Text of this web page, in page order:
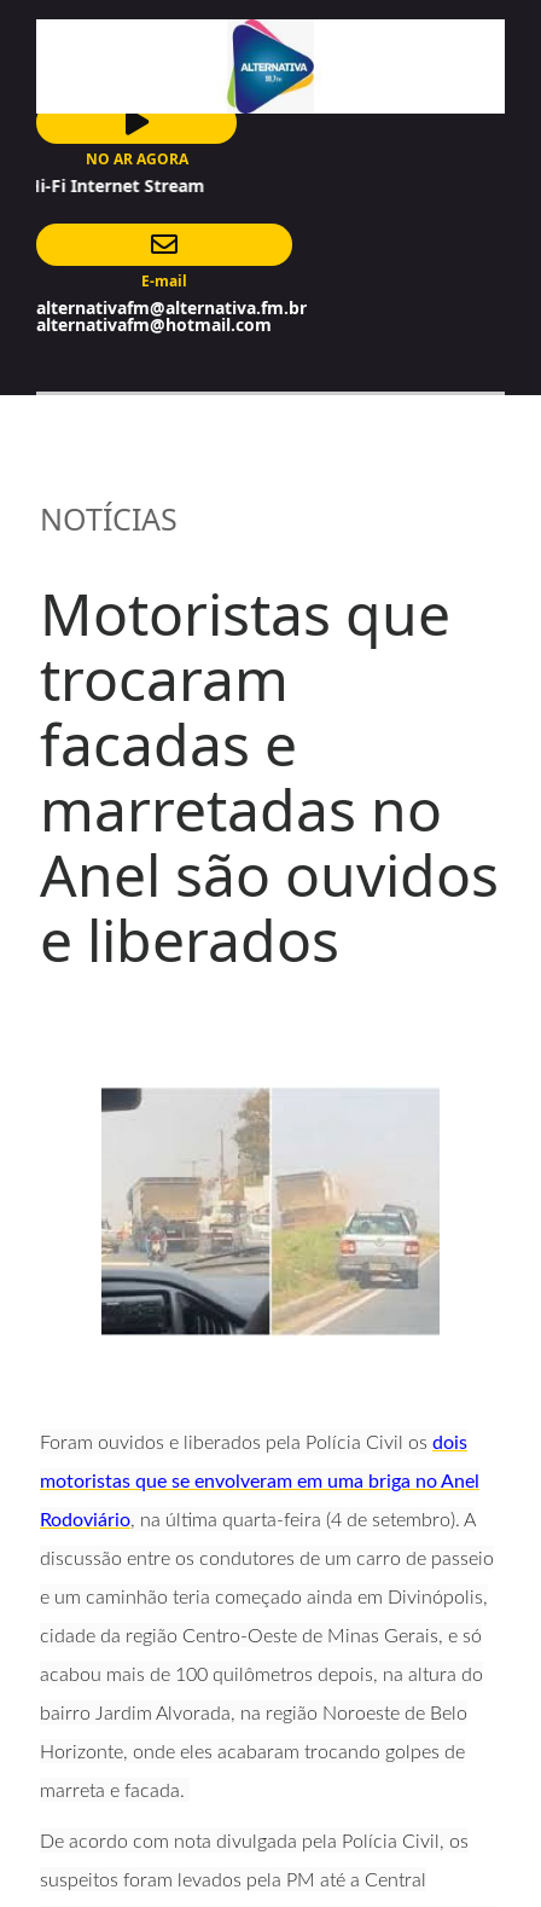
NO AR AGORA
Fi Internet Stream
E-mail
alternativafm@alternativa.fm.br
alternativafm@hotmail.com
NOTÍCIAS
Motoristas que
trocaram
facadas e
marretadas no
Anel são ouvidos
e liberados
Foram ouvidos e liberados pela Polícia Civil os dois
motoristas que se envolveram em uma briga no Anel
Rodoviário, na última quarta-feira (4 de setembro). A
discussão entre os condutores de um carro de passeio
e um caminhão teria começado ainda em Divinópolis,
cidade da região Centro-Oeste de Minas Gerais, e só
acabou mais de 100 quilômetros depois, na altura do
bairro Jardim Alvorada, na região Noroeste de Belo
Horizonte, onde eles acabaram trocando golpes de
marreta e facada.
De acordo com nota divulgada pela Polícia Civil, os
suspeitos foram levados pela PM até a Central